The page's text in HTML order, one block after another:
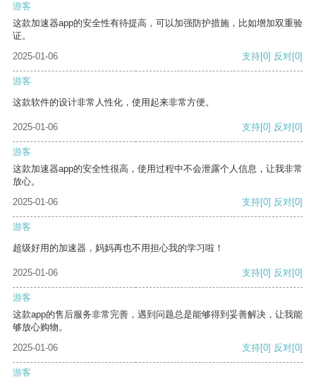
游客
这款加速器app的安全性有待提高，可以加强防护措施，比如增加双重验
证。
2025-01-06
支持[0] 反对[0]
游客
这款软件的设计非常人性化，使用起来非常方便。
2025-01-06 支持[0] 反对[0]
游客
这款加速器app的安全性很高，使用过程中不会泄露个人信息，让我非常
放心。
2025-01-06
支持[0] 反对[0]
游客
超级好用的加速器，妈妈再也不用担心我的学习啦！
2025-01-06 支持[0] 反对[0]
游客
这款app的售后服务非常完善，遇到问题总是能够得到妥善解决，让我能
够放心购物。
2025-01-06
支持[0] 反对[0]
游客